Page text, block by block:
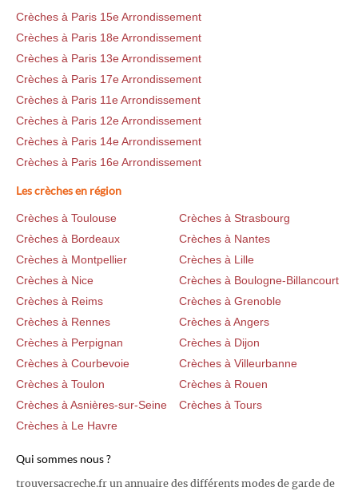
Crèches à Paris 15e Arrondissement
Crèches à Paris 18e Arrondissement
Crèches à Paris 13e Arrondissement
Crèches à Paris 17e Arrondissement
Crèches à Paris 11e Arrondissement
Crèches à Paris 12e Arrondissement
Crèches à Paris 14e Arrondissement
Crèches à Paris 16e Arrondissement
Les crèches en région
Crèches à Toulouse
Crèches à Strasbourg
Crèches à Bordeaux
Crèches à Nantes
Crèches à Montpellier
Crèches à Lille
Crèches à Nice
Crèches à Boulogne-Billancourt
Crèches à Reims
Crèches à Grenoble
Crèches à Rennes
Crèches à Angers
Crèches à Perpignan
Crèches à Dijon
Crèches à Courbevoie
Crèches à Villeurbanne
Crèches à Toulon
Crèches à Rouen
Crèches à Asnières-sur-Seine
Crèches à Tours
Crèches à Le Havre
Qui sommes nous ?
trouversacreche.fr un annuaire des différents modes de garde de